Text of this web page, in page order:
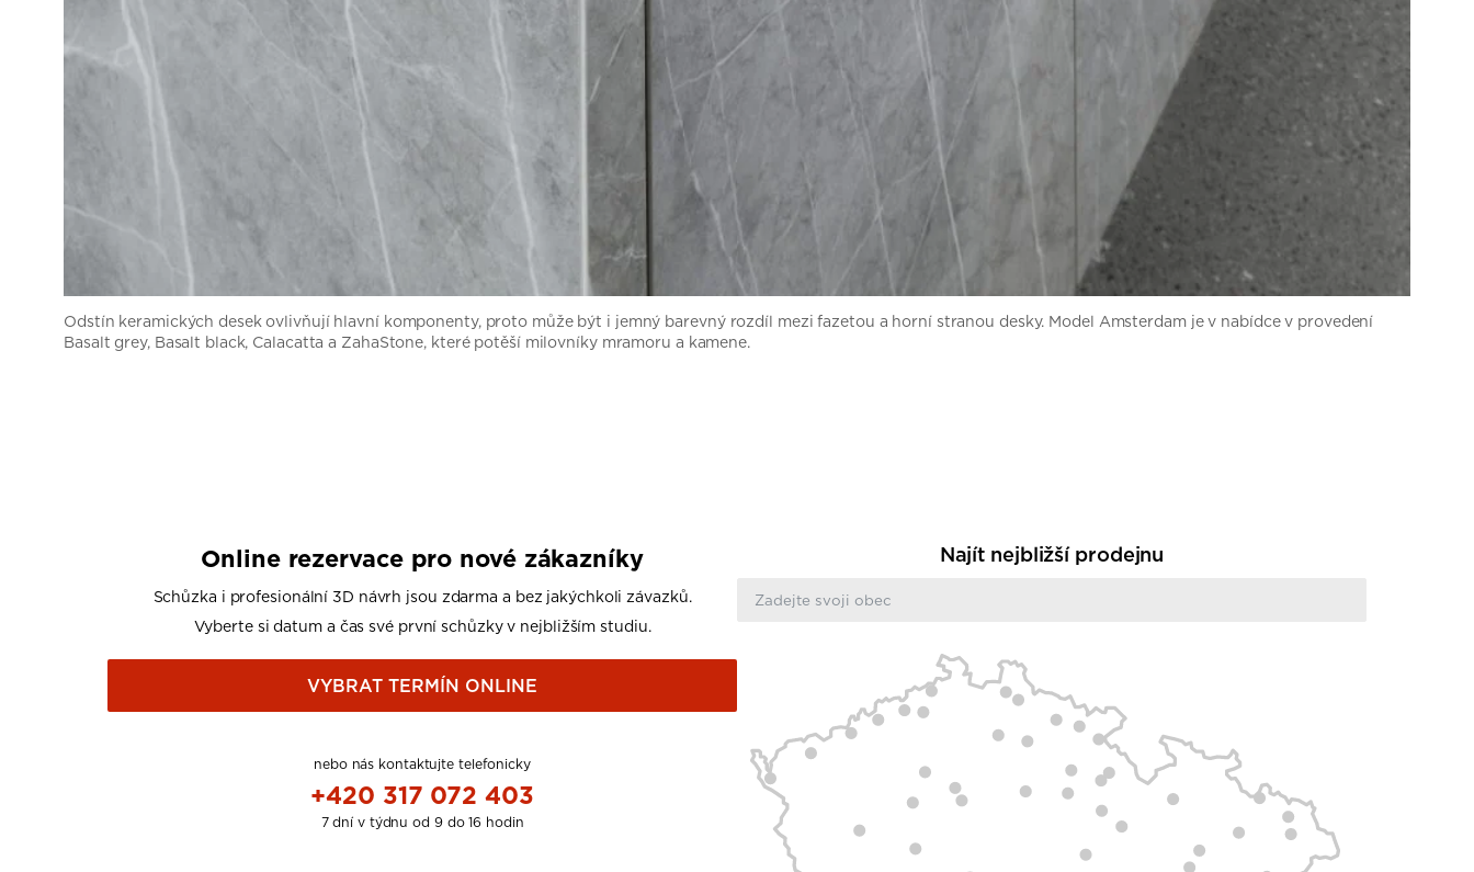
Odstín keramických desek ovlivňují hlavní komponenty, proto může být i jemný barevný rozdíl mezi fazetou a horní stranou desky. Model Amsterdam je v nabídce v provedení
Basalt grey, Basalt black, Calacatta a ZahaStone, které potěší milovníky mramoru a kamene.
Online rezervace pro nové zákazníky
Schůzka i profesionální 3D návrh jsou zdarma a bez jakýchkoli závazků.
Vyberte si datum a čas své první schůzky v nejbližším studiu.
VYBRAT TERMÍN ONLINE
nebo nás kontaktujte telefonicky
+420 317 072 403
7 dní v týdnu od 9 do 16 hodin
Najít nejbližší prodejnu